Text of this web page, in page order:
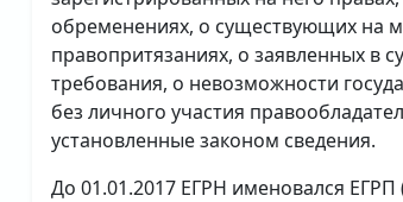
обременениях, о существующих на
правопритязаниях, о заявленных в
требования, о невозможности
без личного участия
установленные законом сведения.
До 01.01.2017 ЕГРН именовался